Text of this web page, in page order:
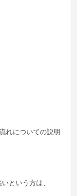
れについての説明
という方は、